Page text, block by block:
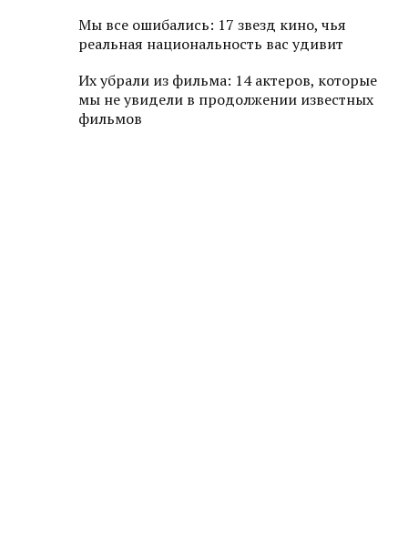
Мы все ошибались: 17 звезд кино, чья
реальная национальность вас удивит
Их убрали из фильма: 14 актеров, которые
мы не увидели в продолжении известных
фильмов